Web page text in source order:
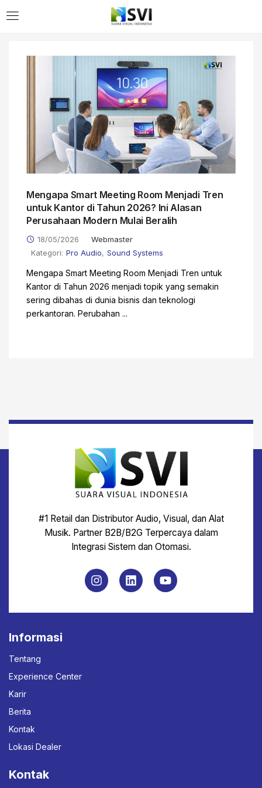
Mengapa Smart Meeting Room Menjadi Tren
untuk Kantor di Tahun 2026? Ini Alasan
Perusahaan Modern Mulai Beralih
18/05/2026
Webmaster
Kategori: Pro Audio, Sound Systems
Mengapa Smart Meeting Room Menjadi Tren untuk
Kantor di Tahun 2026 menjadi topik yang semakin
sering dibahas di dunia bisnis dan teknologi
perkantoran. Perubahan ...
#1 Retail dan Distributor Audio, Visual, dan Alat
Musik. Partner B2B/B2G Terpercaya dalam
Integrasi Sistem dan Otomasi.
Informasi
Tentang
Experience Center
Karir
Berita
Kontak
Lokasi Dealer
Kontak